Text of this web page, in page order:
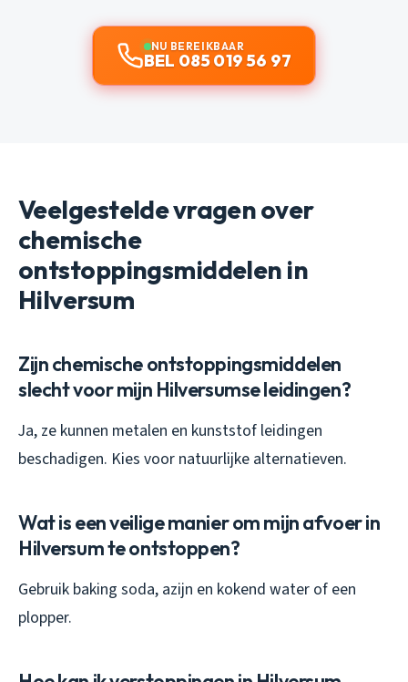
NU BEREIKBAAR
BEL 085 019 56 97
Veelgestelde vragen over
chemische
ontstoppingsmiddelen in
Hilversum
Zijn chemische ontstoppingsmiddelen
slecht voor mijn Hilversumse leidingen?
Ja, ze kunnen metalen en kunststof leidingen
beschadigen. Kies voor natuurlijke alternatieven.
Wat is een veilige manier om mijn afvoer in
Hilversum te ontstoppen?
Gebruik baking soda, azijn en kokend water of een
plopper.